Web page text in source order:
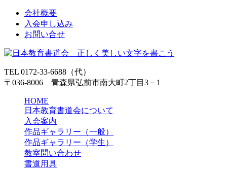
会社概要
入会申し込み
お問い合せ
TEL 0172-33-6688（代）
〒036-8006 青森県弘前市南大町2丁目3－1
HOME
日本教育書道会について
入会案内
作品ギャラリー（一般）
作品ギャラリー（学生）
教室問い合わせ
書道用具